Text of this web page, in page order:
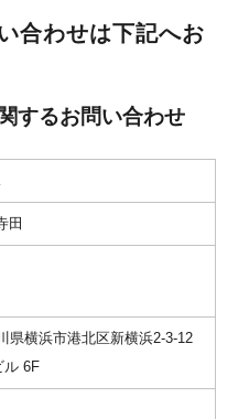
合わせは下記へお
するお問い合わせ
田
県横浜市港北区新横浜2-3-12
ル 6F